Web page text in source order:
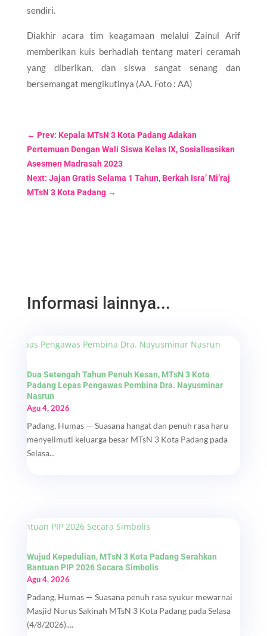
sendiri.
Diakhir acara tim keagamaan melalui Zainul Arif
memberikan kuis berhadiah tentang materi ceramah
yang diberikan, dan siswa sangat senang dan
bersemangat mengikutinya (AA. Foto : AA)
← Prev: Kepala MTsN 3 Kota Padang Adakan
Pertemuan Dengan Wali Siswa Kelas IX, Sosialisasikan
Asesmen Madrasah 2023
Next: Jajan Gratis Selama 1 Tahun, Berkah Isra’ Mi’raj
MTsN 3 Kota Padang→
Informasi lainnya...
Dua Setengah Tahun Penuh Kesan, MTsN 3 Kota
Padang Lepas Pengawas Pembina Dra. Nayusminar
Nasrun
Agu 4, 2026
Padang, Humas — Suasana hangat dan penuh rasa haru
menyelimuti keluarga besar MTsN 3 Kota Padang pada
Selasa...
Wujud Kepedulian, MTsN 3 Kota Padang Serahkan
Bantuan PIP 2026 Secara Simbolis
Agu 4, 2026
Padang, Humas — Suasana penuh rasa syukur mewarnai
Masjid Nurus Sakinah MTsN 3 Kota Padang pada Selasa
(4/8/2026)....